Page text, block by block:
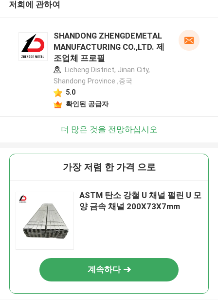
저희에 관하여
SHANDONG ZHENGDEMETAL
MANUFACTURING CO.,LTD. 제
조업체 프로필
Licheng District, Jinan City,
Shandong Province ,중국
5.0
확인된 공급자
더 많은 것을 전망하십시오
가장 저렴 한 가격 으로
ASTM 탄소 강철 U 채널 펄린 U 모
양 금속 채널 200X73X7mm
계속하다